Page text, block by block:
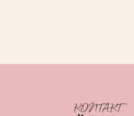
KONTAKT